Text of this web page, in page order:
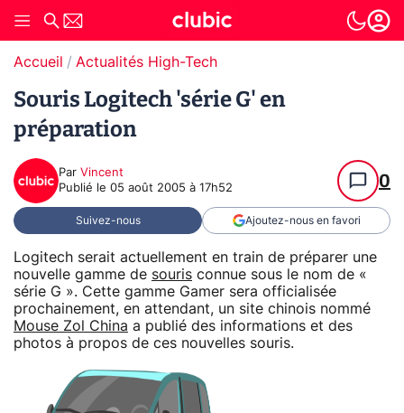
Accueil Actualités High-Tech
Souris Logitech 'série G' en
préparation
Par Vincent
Publié le 05 août 2005 à 17h52 0
Suivez-nous Ajoutez-nous en favori
Logitech serait actuellement en train de préparer une
nouvelle gamme de souris connue sous le nom de «
série G ». Cette gamme Gamer sera officialisée
prochainement, en attendant, un site chinois nommé
Mouse Zol China a publié des informations et des
photos à propos de ces nouvelles souris.